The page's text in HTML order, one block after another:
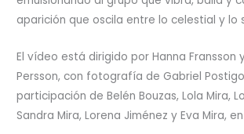
aparición que oscila entre lo celestial y lo
El vídeo está dirigido por Hanna Fransson
Persson, con fotografía de Gabriel
participación de Belén Bouzas, Lola Mira,
Sandra Mira, Lorena Jiménez y Eva Mira,